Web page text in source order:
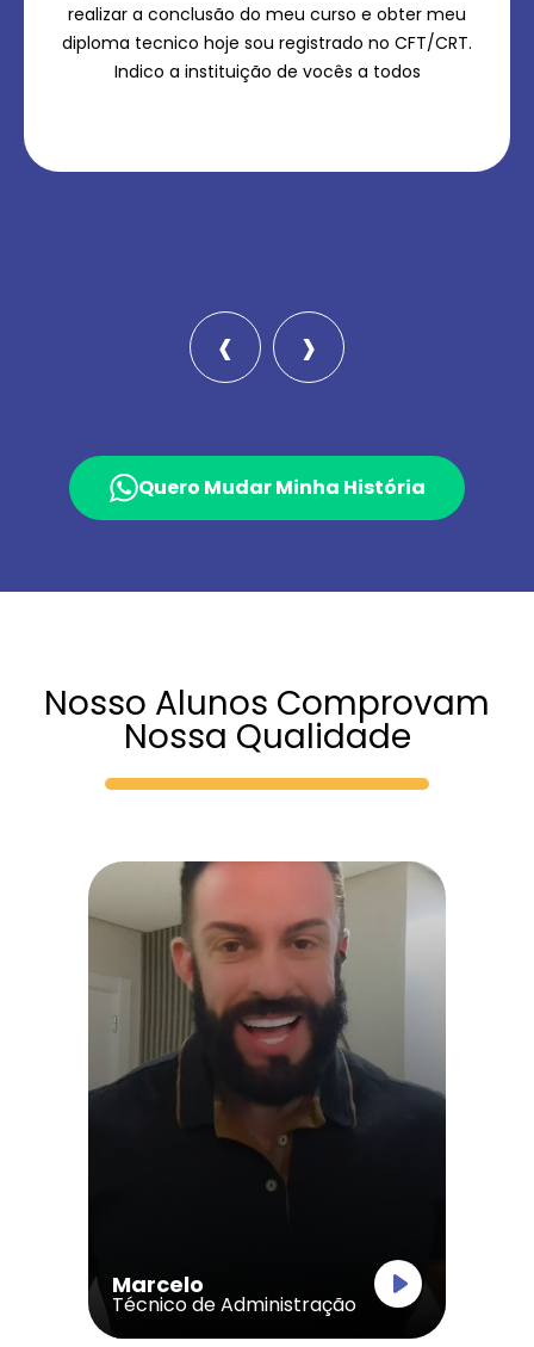
realizar a conclusão do meu curso e obter meu
diploma tecnico hoje sou registrado no CFT/CRT.
Indico a instituição de vocês a todos
‹ ›
Quero Mudar Minha História
Nosso Alunos Comprovam
Nossa Qualidade
Marcelo
Técnico de Administração